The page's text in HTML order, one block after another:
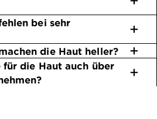
bei sehr
die Haut heller?
die Haut auch über